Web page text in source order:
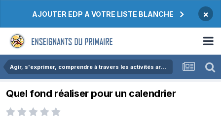
AJOUTER EDP A VOTRE LISTE BLANCHE ×
Agir, s'exprimer, comprendre à travers les activités artistiques
Quel fond réaliser pour un calendrier